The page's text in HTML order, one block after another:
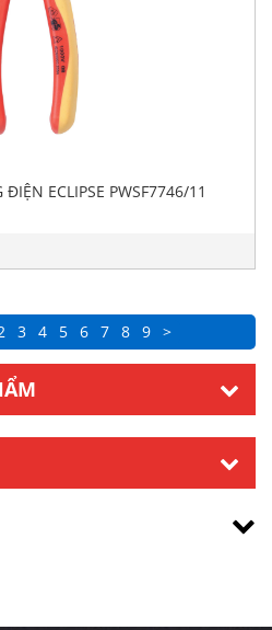
ECLIPSE PWSF7746/11
3 4 5 6 7 8 9 >